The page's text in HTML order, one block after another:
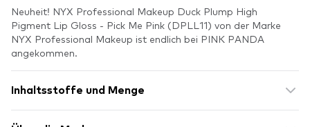
Neuheit! NYX Professional Makeup Duck Plump High
Pigment Lip Gloss - Pick Me Pink (DPLL11) von der Marke
NYX Professional Makeup ist endlich bei PINK PANDA
angekommen.
Inhaltsstoffe und Menge